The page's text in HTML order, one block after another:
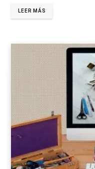
LEER MÁS